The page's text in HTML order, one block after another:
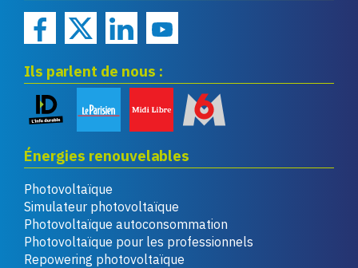
Ils parlent de nous :
Énergies renouvelables
Photovoltaïque
Simulateur photovoltaïque
Photovoltaïque autoconsommation
Photovoltaïque pour les professionnels
Repowering photovoltaïque